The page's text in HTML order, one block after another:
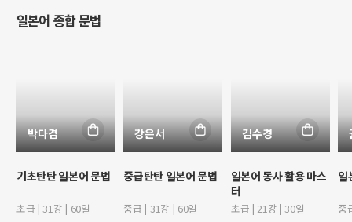
일본어 종합 문법
박다겸
기초탄탄 일본어 문법
초급 |31강 | 60일
강은서
중급탄탄 일본어 문법
중급 | 31강 | 60일
김수경
일본어 동사 활용 마스
터
초급 | 21강 |30일
일
중